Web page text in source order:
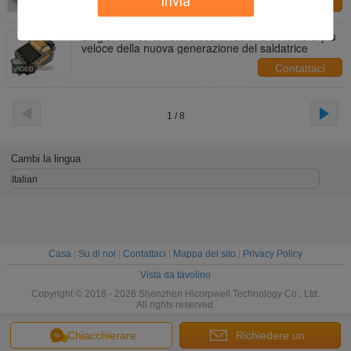
La giuntatrice di fibra ottica di fusione della fibra più
veloce della nuova generazione del saldatrice
Contattaci
1 / 8
Chiacchierare Richiedere un
Cambi la lingua
Italian
Casa Su di noi Contattaci Mappa del sito
Privacy Policy
Vista da tavolino
Copyright © 2018 - 2026 Shenzhen Hicorpwell Technology Co., Ltd.
All rights reserved.